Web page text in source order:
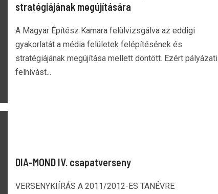
stratégiájának megújítására
A Magyar Építész Kamara felülvizsgálva az eddigi
gyakorlatát a média felületek felépítésének és
stratégiájának megújítása mellett döntött. Ezért pályázati
felhívást...
DIA-MOND IV. csapatverseny
VERSENYKIÍRÁS A 2011/2012-ES TANÉVRE